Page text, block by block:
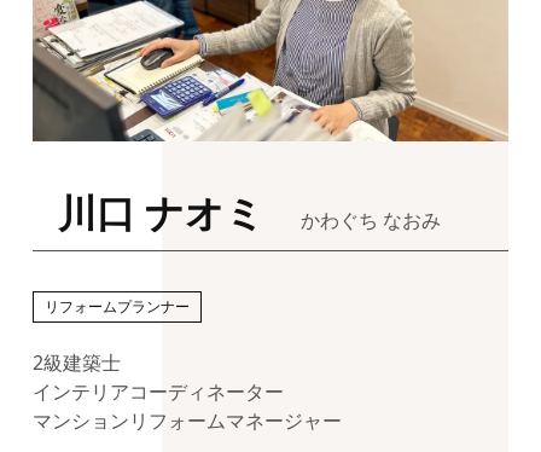
川口 ナオミ かわぐち なおみ
リフォームプランナー
2級建築士
インテリアコーディネーター
マンションリフォームマネージャー